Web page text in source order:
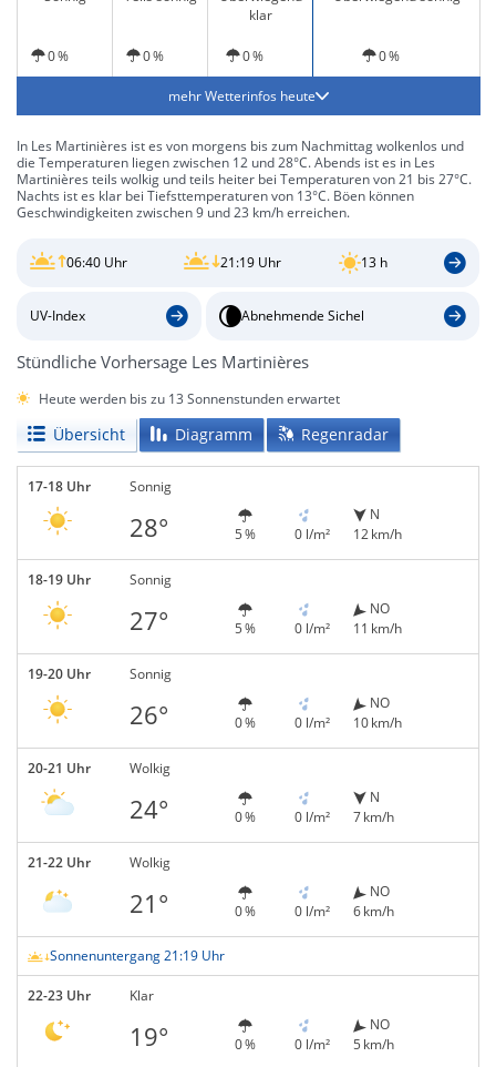
klar
0 % 0 % 0 % 0 %
mehr Wetterinfos heute
In Les Martinières ist es von morgens bis zum Nachmittag wolkenlos und
die Temperaturen liegen zwischen 12 und 28°C. Abends ist es in Les
Martinières teils wolkig und teils heiter bei Temperaturen von 21 bis 27°C.
Nachts ist es klar bei Tiefsttemperaturen von 13°C. Böen können
Geschwindigkeiten zwischen 9 und 23 km/h erreichen.
06:40 Uhr 21:19 Uhr 13 h
UV-Index Abnehmende Sichel
Stündliche Vorhersage Les Martinières
Heute werden bis zu 13 Sonnenstunden erwartet
Übersicht Diagramm Regenradar
17-18 Uhr Sonnig
28° 5 % 0 l/m²
N
12 km/h
18-19 Uhr Sonnig
27° 5 % 0 l/m²
NO
11 km/h
19-20 Uhr Sonnig
26° 0 % 0 l/m²
NO
10 km/h
20-21 Uhr Wolkig
24° 0 % 0 l/m²
N
7 km/h
21-22 Uhr Wolkig
21° 0 % 0 l/m²
NO
6 km/h
Sonnenuntergang 21:19 Uhr
22-23 Uhr Klar
19° 0 % 0 l/m²
NO
5 km/h